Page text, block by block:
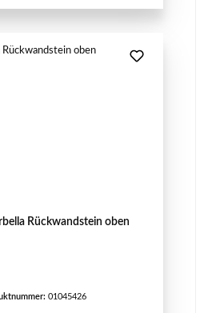
Rückwandstein oben
01045426